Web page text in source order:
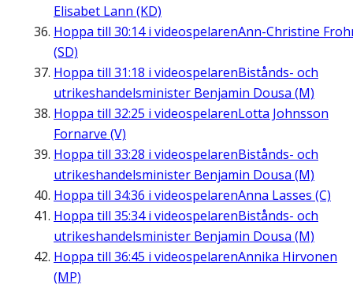
Elisabet Lann (KD)
Hoppa till 30:14i videospelarenAnn-Christine
(SD)
Hoppa till 31:18 i videospelarenBistånds- och
utrikeshandelsminister Benjamin Dousa (M)
Hoppa till 32:25 i videospelarenLotta Johnsson
Fornarve (V)
Hoppa till 33:28 i videospelarenBistånds- och
utrikeshandelsminister Benjamin Dousa (M)
Hoppa till 34:36 i videospelarenAnna Lasses (C)
Hoppa till 35:34i videospelarenBistånds- och
utrikeshandelsminister Benjamin Dousa (M)
Hoppa till 36:45 i videospelarenAnnika Hirvonen
(MP)